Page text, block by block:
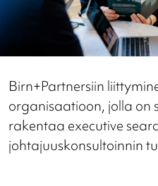
Birn+Partnersiin
organisaatioon, jolla on
rakentaa executive
johtajuuskonsultoinnin